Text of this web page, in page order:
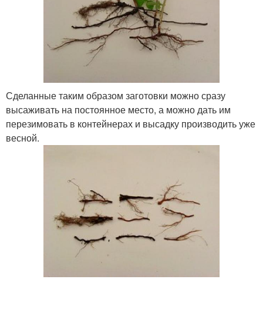
Сделанные таким образом заготовки можно сразу
высаживать на постоянное место, а можно дать им
перезимовать в контейнерах и высадку производить уже
весной.